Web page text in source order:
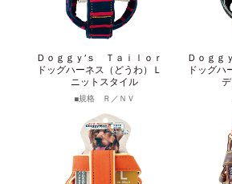
Ｄｏｇｇｙ’ｓ Ｔａｉｌｏｒ
ドッグハーネス（どうわ）Ｌ
ニットスタイル
規格 Ｒ／ＮＶ
Ｄｏｇｇ
ドッグ